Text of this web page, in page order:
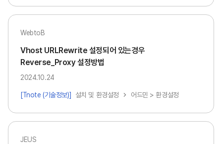
WebtoB
Vhost URLRewrite 설정되어 있는경우
Reverse_Proxy 설정방법
2024.10.24
[Tnote (기술정보)] 설치 및 환경설정 어드민 > 환경설정
JEUS